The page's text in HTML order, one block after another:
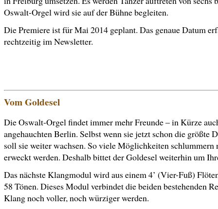
Oswalt-Orgel wird sie auf der Bühne begleiten.
Die Premiere ist für Mai 2014 geplant. Das genaue Datum
rechtzeitig im Newsletter.
Vom Goldesel
Die Oswalt-Orgel findet immer mehr Freunde – in Kürze
angehauchten Berlin. Selbst wenn sie jetzt schon die größte
soll sie weiter wachsen. So viele Möglichkeiten
erweckt werden. Deshalb bittet der Goldesel weiterhin um
Das nächste Klangmodul wird aus einem 4’ (Vier-Fuß)
58 Tönen. Dieses Modul verbindet die beiden bestehenden
Klang noch voller, noch würziger werden.